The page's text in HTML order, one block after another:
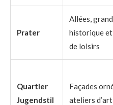
Prater
Allées,
historique et
de loisirs
Quartier
Jugendstil
Façades
ateliers